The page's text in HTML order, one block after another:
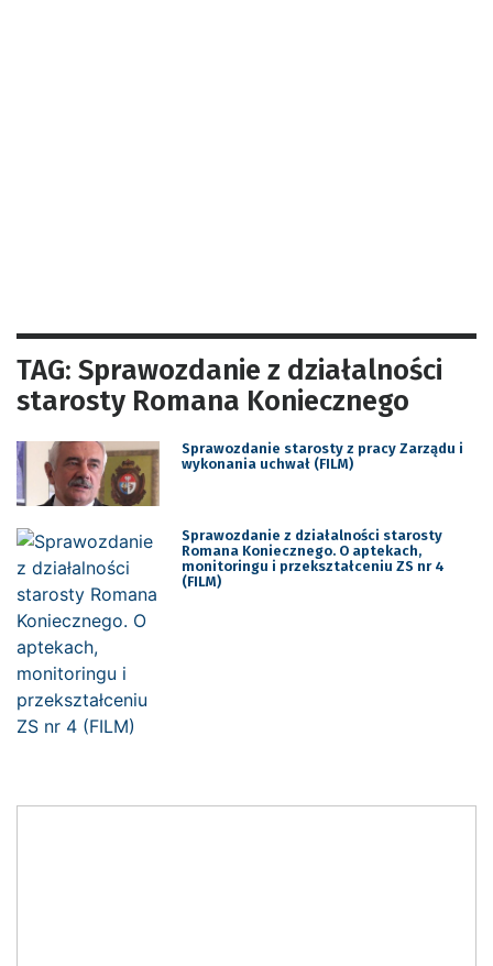
TAG: Sprawozdanie z działalności
starosty Romana Koniecznego
Sprawozdanie starosty z pracy Zarządu i
wykonania uchwał (FILM)
Sprawozdanie z działalności starosty
Romana Koniecznego. O aptekach,
monitoringu i przekształceniu ZS nr 4
(FILM)